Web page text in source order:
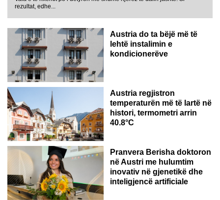
rezultat, edhe...
Austria do ta bëjë më të
lehtë instalimin e
kondicionerëve
Austria regjistron
temperaturën më të lartë në
histori, termometri arrin
40.8°C
AUSTRI
Pranvera Berisha doktoron
në Austri me hulumtim
inovativ në gjenetikë dhe
inteligjencë artificiale